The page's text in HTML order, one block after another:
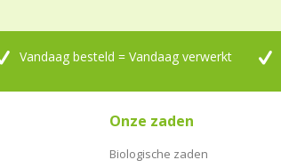
Vandaag besteld = Vandaag verwerkt
Onze zaden
Biologische zaden